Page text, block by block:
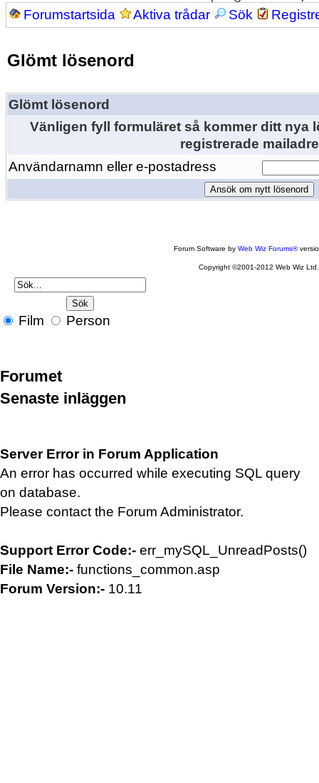
Forumstartsida Aktiva trådar Sök
Glömt lösenord
Glömt lösenord
Vänligen fyll formuläret så kommer ditt nya
registrerade
Användarnamn eller e-postadress
Forum Software byWeb Wiz Forums®
Copyright ©2001-2012 Web Wiz Ltd.
Film Person
Forumet
Senaste inläggen
Server Error in Forum Application
An error has occurred while executing SQL query
on database.
Please contact the Forum Administrator.
Support Error Code:- err_mySQL_UnreadPosts()
File Name:- functions_common.asp
Forum Version:- 10.11